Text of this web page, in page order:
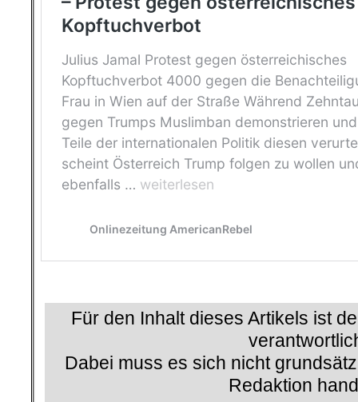
Für den Inhalt dieses Artikels ist
Dabei muss es sich nicht
Redaktion